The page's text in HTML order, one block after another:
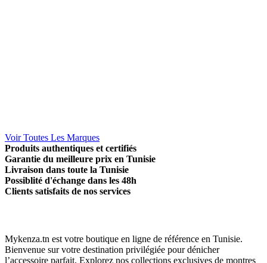
Voir Toutes Les Marques
Produits authentiques et certifiés
Garantie du meilleure prix en Tunisie
Livraison dans toute la Tunisie
Possiblité d'échange dans les 48h
Clients satisfaits de nos services
Mykenza.tn est votre boutique en ligne de référence en Tunisie.
Bienvenue sur votre destination privilégiée pour dénicher
l’accessoire parfait. Explorez nos collections exclusives de montres